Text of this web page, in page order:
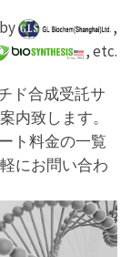
,
, etc.
ド合成受託サ
内致します。
ト料金の一覧
にお問い合わ